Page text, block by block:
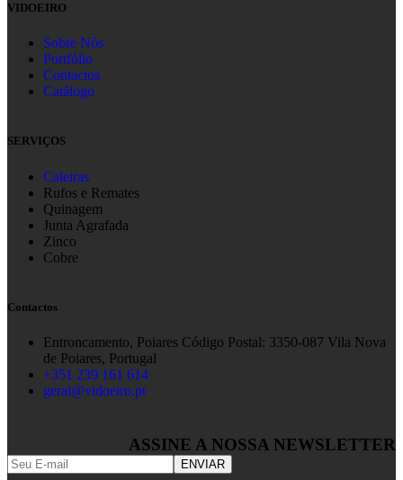
VIDOEIRO
Sobre Nós
Portfólio
Contactos
Catálogo
SERVIÇOS
Caleiras
Rufos e Remates
Quinagem
Junta Agrafada
Zinco
Cobre
Contactos
Entroncamento, Poiares Código Postal: 3350-087 Vila Nova
de Poiares, Portugal
+351 239 161 614
geral@vidoeiro.pt
ASSINE A NOSSA NEWSLETTER